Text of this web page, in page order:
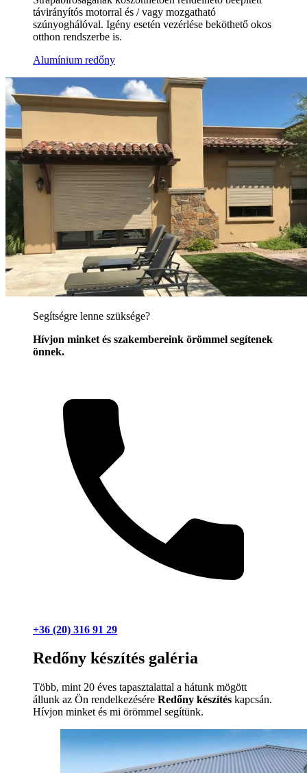
távirányítós motorral és / vagy mozgatható
szúnyoghálóval. Igény esetén vezérlése beköthető okos
otthon rendszerbe is.
Alumínium redőny
Segítségre lenne szüksége?
Hívjon minket és szakembereink örömmel segítenek
önnek.
+36 (20) 316 91 29
Redőny készítés galéria
Több, mint 20 éves tapasztalattal a hátunk mögött
állunk az Ön rendelkezésére Redőny készítés kapcsán.
Hívjon minket és mi örömmel segítünk.